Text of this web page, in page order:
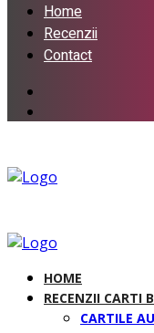
Home
Recenzii
Contact
HOME
RECENZII CARTI
CARTILE